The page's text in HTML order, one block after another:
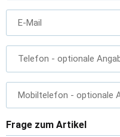
E-Mail
Telefon - optionale
Mobiltelefon - optionale
Frage zum Artikel